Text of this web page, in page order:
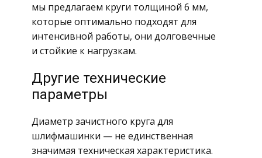
мы предлагаем круги толщиной 6 мм,
которые оптимально подходят для
интенсивной работы, они долговечные
и стойкие к нагрузкам.
Другие технические
параметры
Диаметр зачистного круга для
шлифмашинки — не единственная
значимая техническая характеристика.